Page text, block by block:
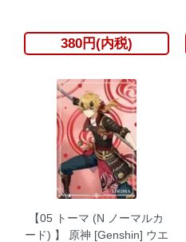
380円(内税)
【05 トーマ (N ノーマルカ
ード) 】 原神 [Genshin] ウエ